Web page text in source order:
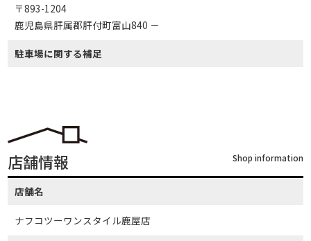
〒893-1204
鹿児島県肝属郡肝付町富山840 －
駐車場に関する補足
店舗情報 Shop information
店舗名
ナフコツーワンスタイル鹿屋店